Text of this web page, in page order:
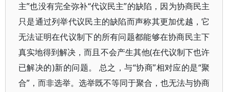
主”也没有完全弥补“代议民主”的缺陷，因为协商民主
只是通过列举代议民主的缺陷而声称其更加优越，它
无法证明在代议制下的所有问题都能够在协商民主下
真实地得到解决，而且不会产生其他(在代议制下也许
已解决的)新的问题。 总之，与“协商”相对应的是“聚
合”，而非选举。选举既不等同于聚合，也无法与协商